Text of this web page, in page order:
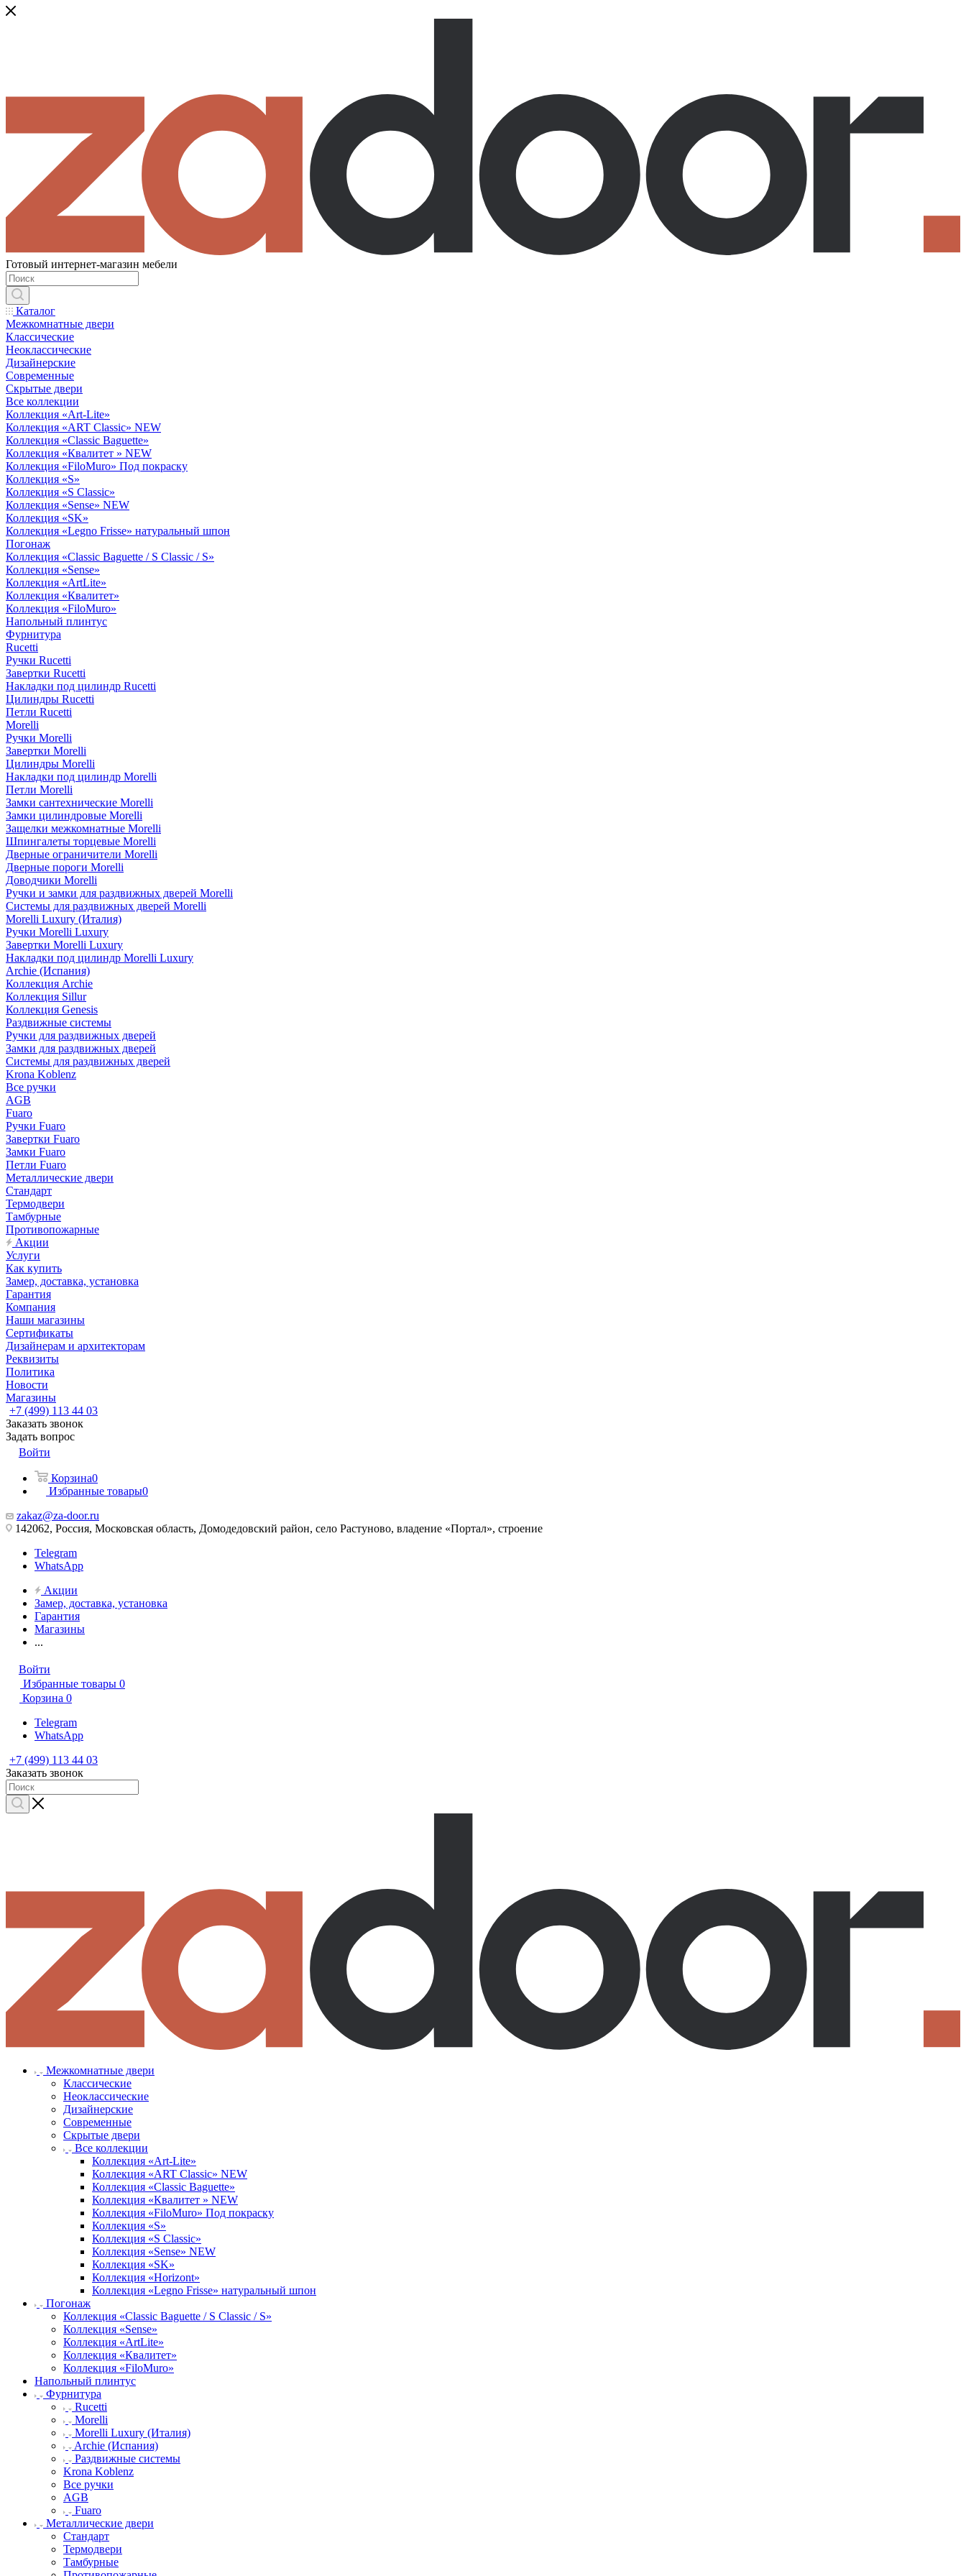
Готовый интернет-магазин мебели
Каталог
Межкомнатные двери
Классические
Неоклассические
Дизайнерские
Современные
Скрытые двери
Все коллекции
Коллекция «Art-Lite»
Коллекция «ART Classic» NEW
Коллекция «Classic Baguette»
Коллекция «Квалитет » NEW
Коллекция «FiloMuro» Под покраску
Коллекция «S»
Коллекция «S Classic»
Коллекция «Sense» NEW
Коллекция «SK»
Коллекция «Legno Frisse» натуральный шпон
Погонаж
Коллекция «Classic Baguette / S Classic / S»
Коллекция «Sense»
Коллекция «ArtLite»
Коллекция «Квалитет»
Коллекция «FiloMuro»
Напольный плинтус
Фурнитура
Rucetti
Ручки Rucetti
Завертки Rucetti
Накладки под цилиндр Rucetti
Цилиндры Rucetti
Петли Rucetti
Morelli
Ручки Morelli
Завертки Morelli
Цилиндры Morelli
Накладки под цилиндр Morelli
Петли Morelli
Замки сантехнические Morelli
Замки цилиндровые Morelli
Защелки межкомнатные Morelli
Шпингалеты торцевые Morelli
Дверные ограничители Morelli
Дверные пороги Morelli
Доводчики Morelli
Ручки и замки для раздвижных дверей Morelli
Системы для раздвижных дверей Morelli
Morelli Luxury (Италия)
Ручки Morelli Luxury
Завертки Morelli Luxury
Накладки под цилиндр Morelli Luxury
Archie (Испания)
Коллекция Archie
Коллекция Sillur
Коллекция Genesis
Раздвижные системы
Ручки для раздвижных дверей
Замки для раздвижных дверей
Системы для раздвижных дверей
Krona Koblenz
Все ручки
AGB
Fuaro
Ручки Fuaro
Завертки Fuaro
Замки Fuaro
Петли Fuaro
Металлические двери
Стандарт
Термодвери
Тамбурные
Противопожарные
Акции
Услуги
Как купить
Замер, доставка, установка
Гарантия
Компания
Наши магазины
Сертификаты
Дизайнерам и архитекторам
Реквизиты
Политика
Новости
Магазины
+7 (499) 113 44 03
Заказать звонок
Задать вопрос
Войти
Корзина0
Избранные товары0
zakaz@za-door.ru
142062, Россия, Московская область, Домодедовский район, село Растуново, владение «Портал», строение
Telegram
WhatsApp
Акции
Замер, доставка, установка
Гарантия
Магазины
...
Войти
Избранные товары 0
Корзина 0
Telegram
WhatsApp
+7 (499) 113 44 03
Заказать звонок
Межкомнатные двери
Классические
Неоклассические
Дизайнерские
Современные
Скрытые двери
Все коллекции
Коллекция «Art-Lite»
Коллекция «ART Classic» NEW
Коллекция «Classic Baguette»
Коллекция «Квалитет » NEW
Коллекция «FiloMuro» Под покраску
Коллекция «S»
Коллекция «S Classic»
Коллекция «Sense» NEW
Коллекция «SK»
Коллекция «Horizont»
Коллекция «Legno Frisse» натуральный шпон
Погонаж
Коллекция «Classic Baguette / S Classic / S»
Коллекция «Sense»
Коллекция «ArtLite»
Коллекция «Квалитет»
Коллекция «FiloMuro»
Напольный плинтус
Фурнитура
Rucetti
Morelli
Morelli Luxury (Италия)
Archie (Испания)
Раздвижные системы
Krona Koblenz
Все ручки
AGB
Fuaro
Металлические двери
Стандарт
Термодвери
Тамбурные